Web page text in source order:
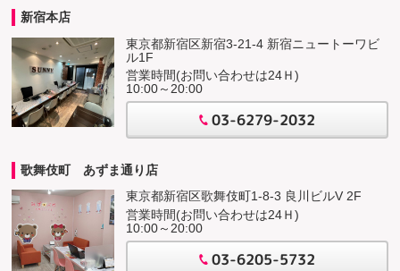
新宿本店
東京都新宿区新宿3-21-4 新宿ニュートーワビ
ル1F
営業時間(お問い合わせは24Ｈ)
10:00～20:00
03-6279-2032
歌舞伎町 あずま通り店
東京都新宿区歌舞伎町1-8-3 良川ビルV 2F
営業時間(お問い合わせは24Ｈ)
10:00～20:00
03-6205-5732